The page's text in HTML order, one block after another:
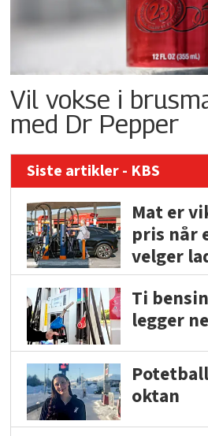
Vil vokse i
med Dr Pepper
Siste artikler - KBS
Mat er
pris når
velger
Ti
legger
oktan